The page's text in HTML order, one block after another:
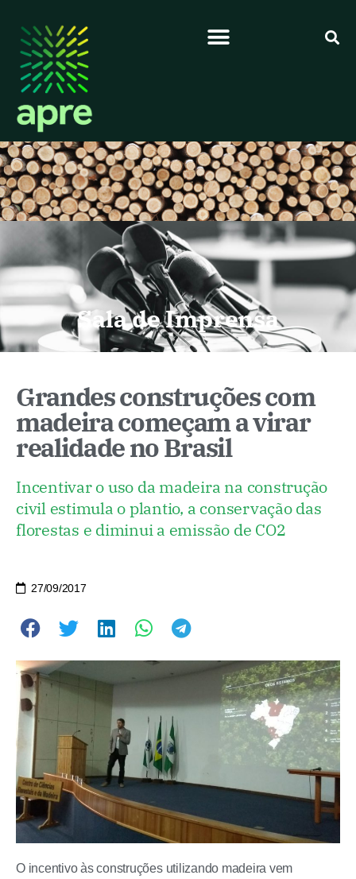
Sala de Imprensa
Grandes construções com
madeira começam a virar
realidade no Brasil
Incentivar o uso da madeira na construção
civil estimula o plantio, a conservação das
florestas e diminui a emissão de CO2
27/09/2017
O incentivo às construções utilizando madeira vem